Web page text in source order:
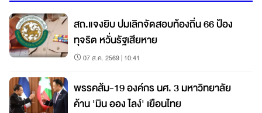
สถ.แจงยิบ ปมเลิกจัดสอบท้องถิ่น 66 ป้อง
ทุจริต หวั่นรัฐเสียหาย
07 ส.ค. 2569 | 10:41
พรรคส้ม-19 องค์กร นศ. 3 มหาวิทยาลัย
ค้าน 'มิน ออง ไลง์' เยือนไทย